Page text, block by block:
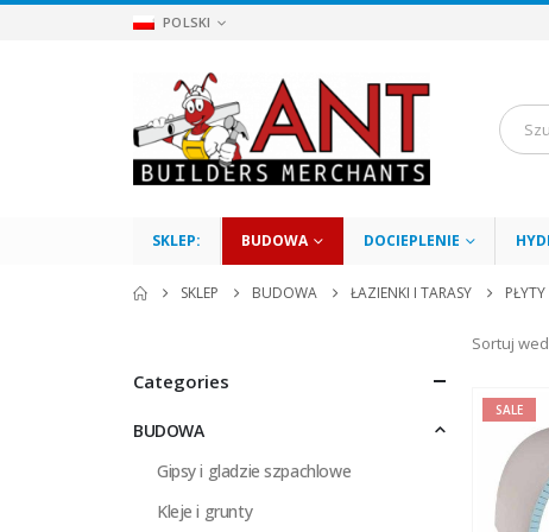
POLSKI
SKLEP: BUDOWA DOCIEPLENIE
SKLEP BUDOWA ŁAZIENKI I TARASY
Sortuj
SALE
Categories
BUDOWA
Gipsy i gladzie szpachlowe
Kleje i grunty